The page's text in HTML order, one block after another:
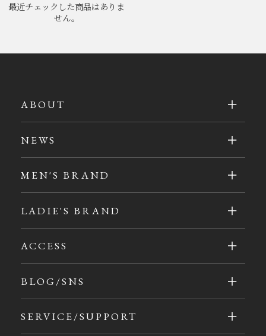
最近チェックした商品はありま
せん。
ABOUT
NEWS
MEN'S BRAND
LADIE'S BRAND
ACCESS
BLOG/SNS
SERVICE/SUPPORT